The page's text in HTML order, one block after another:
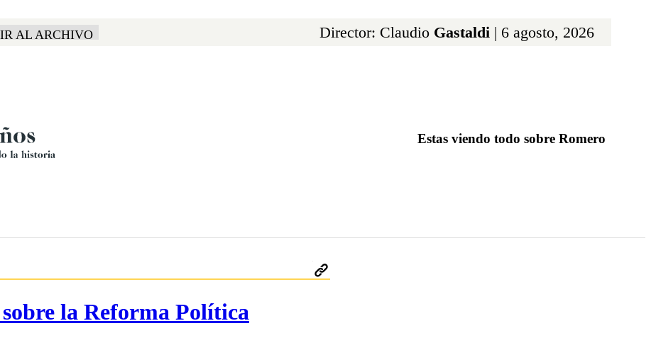
IR AL ARCHIVO Director: Claudio Gastaldi | 6 agosto, 2026
Estas viendo todo sobre Romero
la Reforma Política